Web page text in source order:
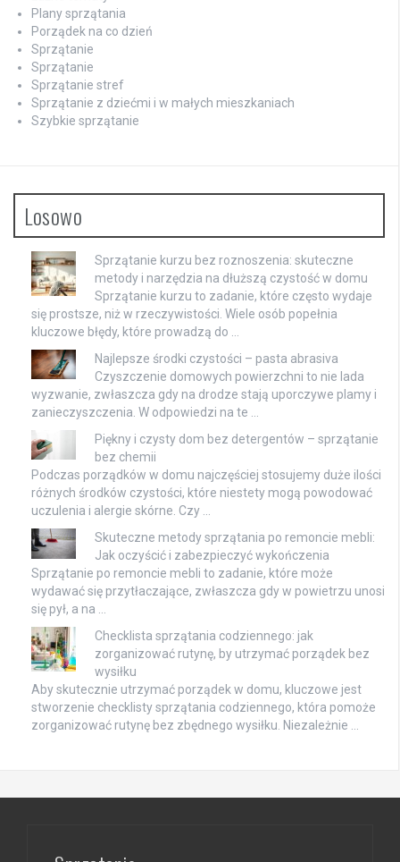
Plany sprzątania
Porządek na co dzień
Sprzątanie
Sprzątanie
Sprzątanie stref
Sprzątanie z dziećmi i w małych mieszkaniach
Szybkie sprzątanie
Losowo
Sprzątanie kurzu bez roznoszenia: skuteczne
metody i narzędzia na dłuższą czystość w domu
Sprzątanie kurzu to zadanie, które często wydaje
się prostsze, niż w rzeczywistości. Wiele osób popełnia
kluczowe błędy, które prowadzą do …
Najlepsze środki czystości – pasta abrasiva
Czyszczenie domowych powierzchni to nie lada
wyzwanie, zwłaszcza gdy na drodze stają uporczywe plamy i
zanieczyszczenia. W odpowiedzi na te …
Piękny i czysty dom bez detergentów – sprzątanie
bez chemii
Podczas porządków w domu najczęściej stosujemy duże ilości
różnych środków czystości, które niestety mogą powodować
uczulenia i alergie skórne. Czy …
Skuteczne metody sprzątania po remoncie mebli:
Jak oczyścić i zabezpieczyć wykończenia
Sprzątanie po remoncie mebli to zadanie, które może
wydawać się przytłaczające, zwłaszcza gdy w powietrzu unosi
się pył, a na …
Checklista sprzątania codziennego: jak
zorganizować rutynę, by utrzymać porządek bez
wysiłku
Aby skutecznie utrzymać porządek w domu, kluczowe jest
stworzenie checklisty sprzątania codziennego, która pomoże
zorganizować rutynę bez zbędnego wysiłku. Niezależnie …